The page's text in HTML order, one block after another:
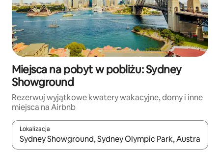
Miejsca na pobyt w pobliżu: Sydney
Showground
Rezerwuj wyjątkowe kwatery wakacyjne, domy i inne
miejsca na Airbnb
Lokalizacja
Gdy wyniki będą dostępne, możesz poruszać się po nich za